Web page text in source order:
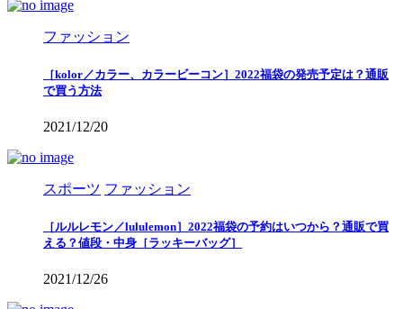
ファッション
［kolor／カラー、カラービーコン］2022福袋の発売予定は？通販
で買う方法
2021/12/20
スポーツ ファッション
［ルルレモン／lululemon］2022福袋の予約はいつから？通販で買
える？値段・中身［ラッキーバッグ］
2021/12/26